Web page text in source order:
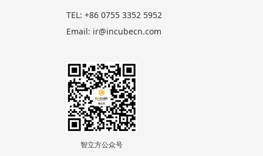
TEL: +86 0755 3352 5952
Email: ir@incubecn.com
智立方公众号